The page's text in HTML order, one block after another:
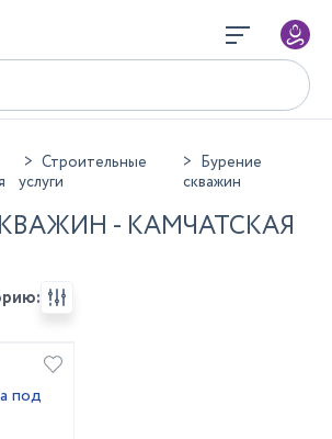
Строительные
услуги
Бурение
скважин
- КАМЧАТСКАЯ
под